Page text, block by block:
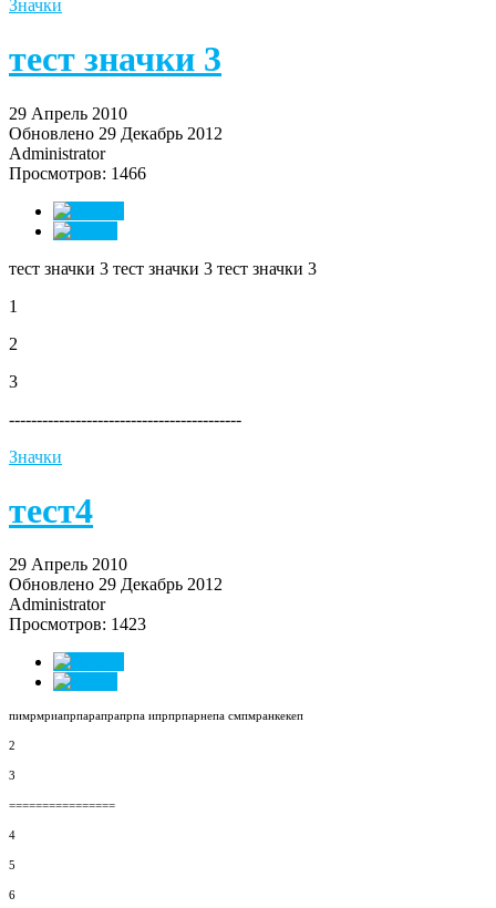
Значки
тест значки 3
29 Апрель 2010
Обновлено 29 Декабрь 2012
Administrator
Просмотров: 1466
тест значки 3 тест значки 3 тест значки 3
1
2
3
------------------------------------------
Значки
тест4
29 Апрель 2010
Обновлено 29 Декабрь 2012
Administrator
Просмотров: 1423
пимрмриапрпарапрапрпа ипрпрпарнепа смпмранкекеп
2
3
================
4
5
6